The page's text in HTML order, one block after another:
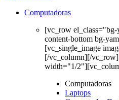
Computadoras
[vc_row
content-bottom bg-
[vc_single_image
[/vc_column][/
width="1/
Computadoras
Laptops